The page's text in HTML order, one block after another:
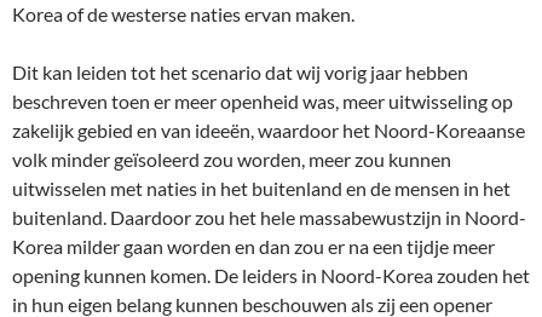
Korea of de westerse naties ervan maken.
Dit kan leiden tot het scenario dat wij vorig jaar hebben
beschreven toen er meer openheid was, meer uitwisseling op
zakelijk gebied en van ideeën, waardoor het Noord-Koreaanse
volk minder geïsoleerd zou worden, meer zou kunnen
uitwisselen met naties in het buitenland en de mensen in het
buitenland. Daardoor zou het hele massabewustzijn in Noord-
Korea milder gaan worden en dan zou er na een tijdje meer
opening kunnen komen. De leiders in Noord-Korea zouden het
in hun eigen belang kunnen beschouwen als zij een opener